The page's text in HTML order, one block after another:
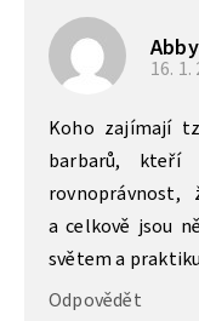
Abby
16. 1.
Koho zajímají
barbarů, kteří
a celkově jsou
světem a
Odpovědět